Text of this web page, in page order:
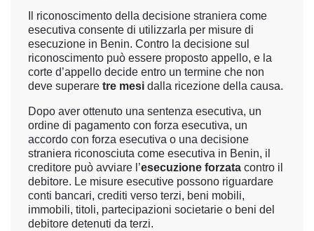
Il riconoscimento della decisione straniera come
esecutiva consente di utilizzarla per misure di
esecuzione in Benin. Contro la decisione sul
riconoscimento può essere proposto appello, e la
corte d’appello decide entro un termine che non
deve superare tre mesi dalla ricezione della causa.
Dopo aver ottenuto una sentenza esecutiva, un
ordine di pagamento con forza esecutiva, un
accordo con forza esecutiva o una decisione
straniera riconosciuta come esecutiva in Benin, il
creditore può avviare l’esecuzione forzata contro il
debitore. Le misure esecutive possono riguardare
conti bancari, crediti verso terzi, beni mobili,
immobili, titoli, partecipazioni societarie o beni del
debitore detenuti da terzi.